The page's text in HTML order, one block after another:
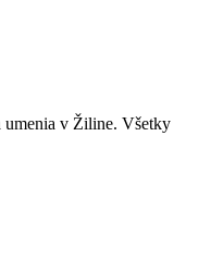
umenia v Žiline. Všetky